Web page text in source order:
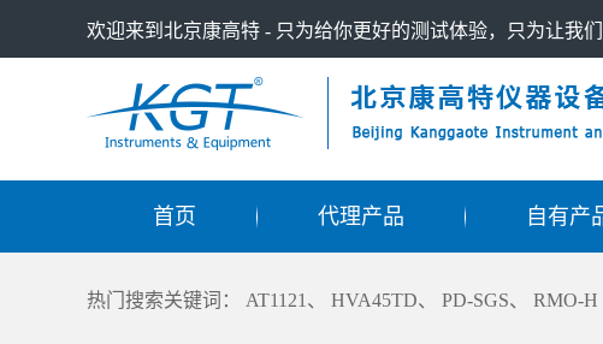
欢迎来到北京康高特 - 只为给你更好的测试体验，只为让我们
首页 代理产品 自有产
热门搜索关键词： AT1121 、 HVA45TD、 PD-SGS、 RMO-H